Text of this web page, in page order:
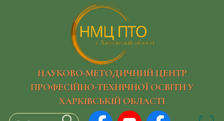
НАУКОВО-МЕТОДИЧНИЙ ЦЕНТР
ПРОФЕСІЙНО-ТЕХНІЧНОЇ ОСВІТИ У
ХАРКІВСЬКІЙ ОБЛАСТІ